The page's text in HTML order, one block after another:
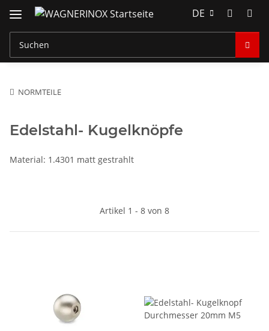
DE
NORMTEILE
Edelstahl- Kugelknöpfe
Material: 1.4301 matt gestrahlt
Artikel 1 - 8 von 8